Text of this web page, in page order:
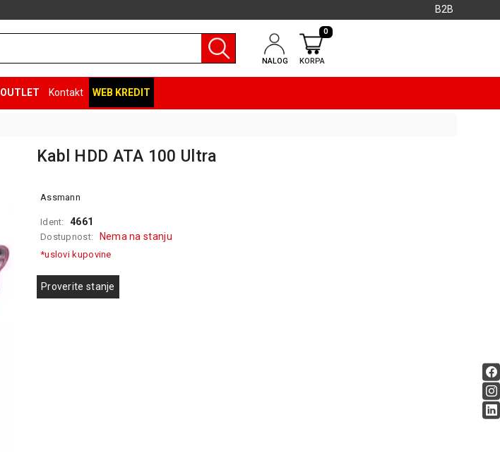
B2B
NALOG KORPA
0
OUTLET Kontakt WEB KREDIT
Kabl HDD ATA 100 Ultra
Assmann
Ident: 4661
Dostupnost: Nema na stanju
*uslovi kupovine
Proverite stanje